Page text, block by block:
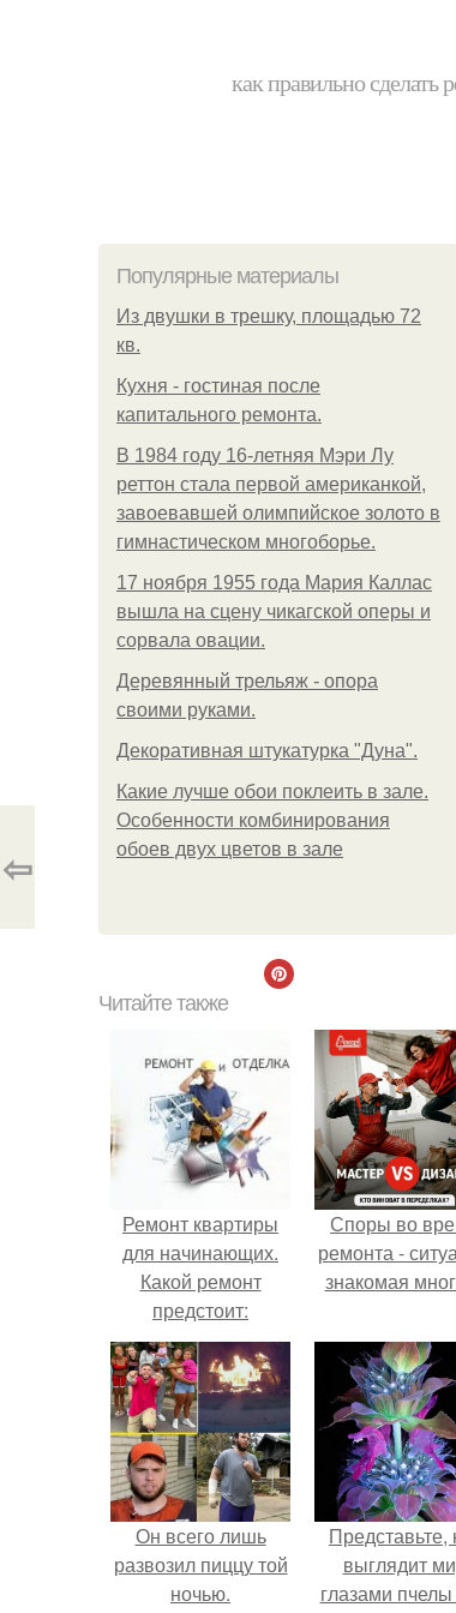
как правильно
Популярные материалы
Из двушки в трешку, площадью 72
кв.
Кухня - гостиная после
капитального ремонта.
В 1984 году 16-летняя Мэри Лу
реттон стала первой американкой,
завоевавшей олимпийское золото в
гимнастическом многоборье.
17 ноября 1955 года Мария Каллас
вышла на сцену чикагской оперы и
сорвала овации.
Деревянный трельяж - опора
своими руками.
Декоративная штукатурка "Дуна".
Какие лучше обои поклеить в зале.
Особенности комбинирования
обоев двух цветов в зале
⇦
Читайте также
Ремонт квартиры
для начинающих.
Какой ремонт
предстоит:
косметический или
капитальный
Споры во
ремонта -
знакомая
Он всего лишь
развозил пиццу той
ночью.
Представьте,
выглядит
глазами